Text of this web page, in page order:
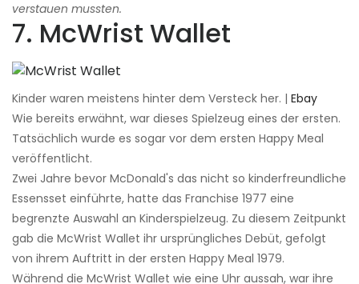
verstauen mussten.
7. McWrist Wallet
Kinder waren meistens hinter dem Versteck her. | Ebay
Wie bereits erwähnt, war dieses Spielzeug eines der ersten.
Tatsächlich wurde es sogar vor dem ersten Happy Meal
veröffentlicht.
Zwei Jahre bevor McDonald's das nicht so kinderfreundliche
Essensset einführte, hatte das Franchise 1977 eine
begrenzte Auswahl an Kinderspielzeug. Zu diesem Zeitpunkt
gab die McWrist Wallet ihr ursprüngliches Debüt, gefolgt
von ihrem Auftritt in der ersten Happy Meal 1979.
Während die McWrist Wallet wie eine Uhr aussah, war ihre